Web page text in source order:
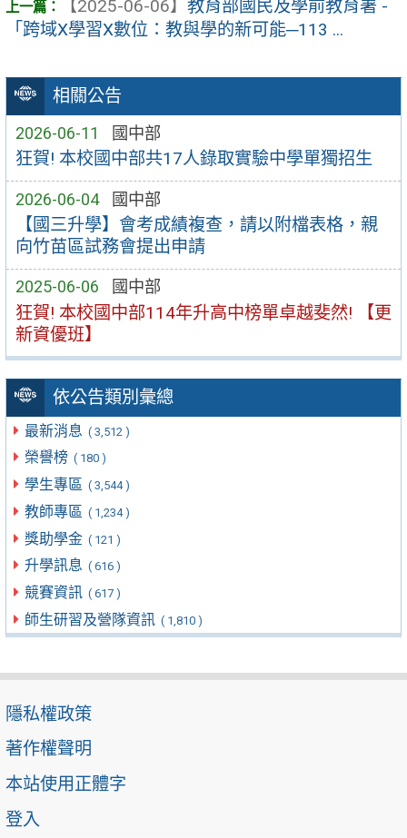
相關公告
2026-06-11 國中部
狂賀! 本校國中部共17人錄取實驗中學單獨招生
2026-06-04 國中部
【國三升學】會考成績複查，請以附檔表格，親
向竹苗區試務會提出申請
2025-06-06 國中部
狂賀! 本校國中部114年升高中榜單卓越斐然! 【更
新資優班】
依公告類別彙總
最新消息 ( 3,512 )
榮譽榜 ( 180 )
學生專區 ( 3,544 )
教師專區 ( 1,234 )
獎助學金 ( 121 )
升學訊息 ( 616 )
競賽資訊 ( 617 )
師生研習及營隊資訊 ( 1,810 )
【2025-06-06】 教育部國民及學前教育署 -
「跨域X學習X數位：教與學的新可能─113 ...
隱私權政策
著作權聲明
本站使用正體字
登入